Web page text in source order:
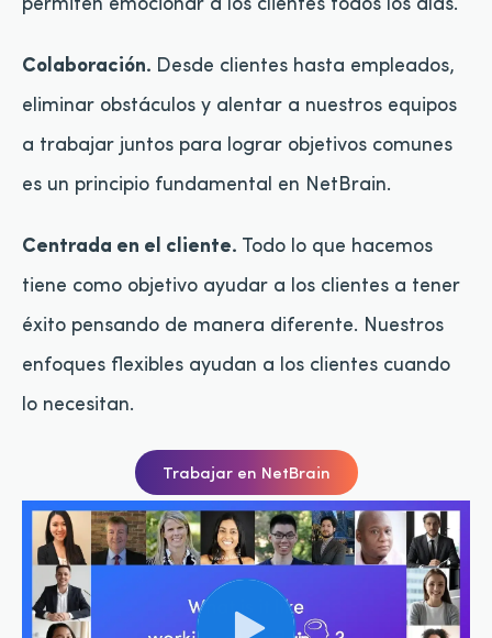
Colaboración. Desde clientes hasta empleados,
eliminar obstáculos y alentar a nuestros equipos
a trabajar juntos para lograr objetivos comunes
es un principio fundamental en NetBrain.
Centrada en el cliente. Todo lo que hacemos
tiene como objetivo ayudar a los clientes a tener
éxito pensando de manera diferente. Nuestros
enfoques flexibles ayudan a los clientes cuando
lo necesitan.
Trabajar en NetBrain